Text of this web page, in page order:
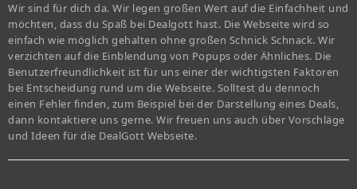
Wir sind für dich da. Wir legen großen Wert auf die Einfachheit und
möchten, dass du Spaß bei Dealgott hast. Die Webseite wird so
einfach wie möglich gehalten ohne großen Schnick Schnack. Wir
verzichten auf die Einblendung von Popups oder Ähnliches. Die
Benutzerfreundlichkeit ist für uns einer der wichtigsten Faktoren
bei Entscheidung rund um die Webseite. Solltest du dennoch
einen Fehler finden, zum Beispiel bei der Darstellung eines Deals,
dann kontaktiere uns gerne. Wir freuen uns auch über Vorschläge
und Ideen für die DealGott Webseite.